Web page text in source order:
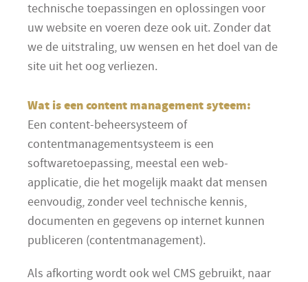
technische toepassingen en oplossingen voor
uw website en voeren deze ook uit. Zonder dat
we de uitstraling, uw wensen en het doel van de
site uit het oog verliezen.
Wat is een content management syteem:
Een content-beheersysteem of
contentmanagementsysteem is een
softwaretoepassing, meestal een web-
applicatie, die het mogelijk maakt dat mensen
eenvoudig, zonder veel technische kennis,
documenten en gegevens op internet kunnen
publiceren (contentmanagement).
Als afkorting wordt ook wel CMS gebruikt, naar